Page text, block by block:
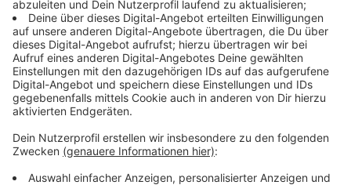
Immer auf dem Laufenden
bleiben!
Verpass' nichts mehr - mit unserem kostenlosen
ANTENNE BAYERN Newsletter. Ob Nachrichten,
Lifestyle oder unsere neuesten Aktionen - wir
informieren dich.